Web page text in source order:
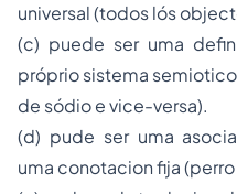
universal (todos lós
(c) puede ser uma
próprio sistema
de sódio e vice-versa).
(d) pude ser uma
uma conotacion fija